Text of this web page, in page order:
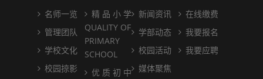
名师一览
管理团队
学校文化
校园掠影
精 品 小 学
QUALITY OF
PRIMARY
SCHOOL
优 质 初 中
新闻资讯
学部动态
校园活动
媒体聚焦
在线缴费
我要报名
我要应聘